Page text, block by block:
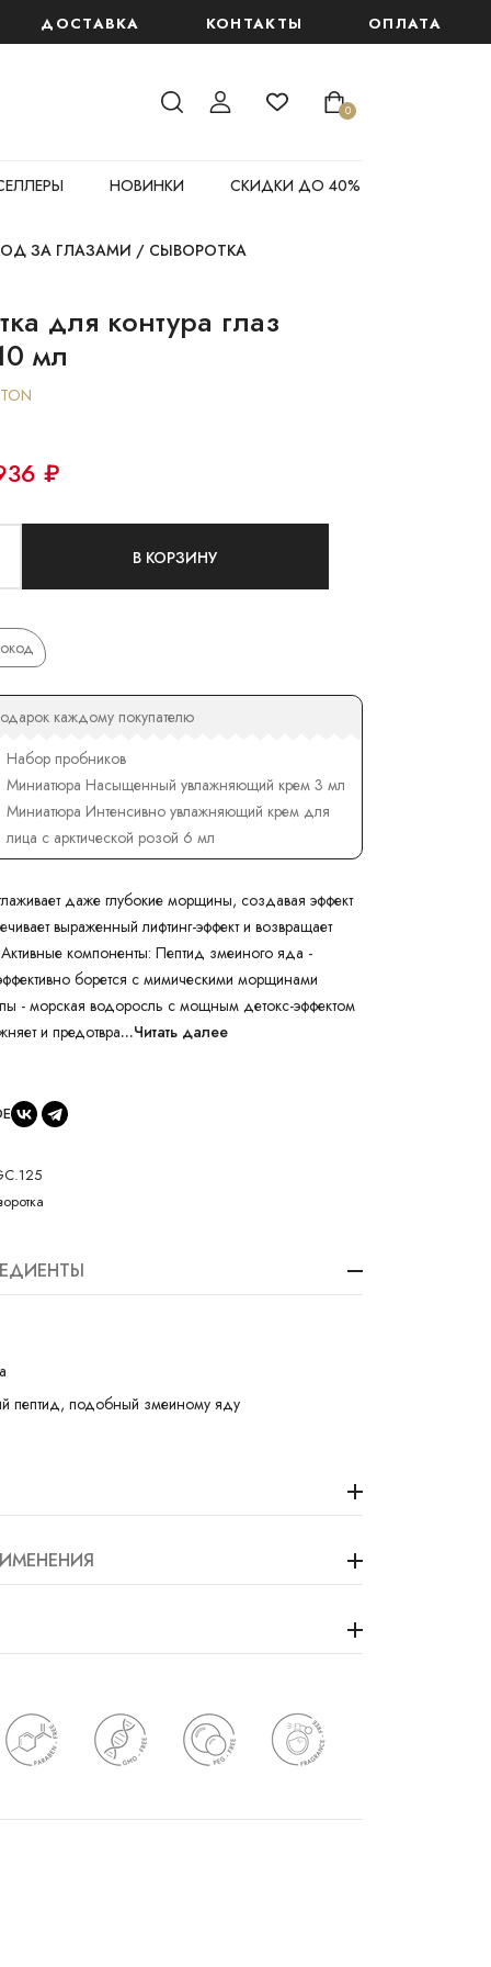
"Глобальный антивозрастной эффект" 6 мл
ДОСТАВКА КОНТАКТЫ ОПЛАТА
0
НОВИНКИ СКИДКИ ДО 40%
ЗА ГЛАЗАМИ / СЫВОРОТКА
для контура глаз
мл
₽
В КОРЗИНУ
каждому покупателю
Набор пробников
Миниатюра Насыщенный увлажняющий крем 3 мл
Миниатюра Интенсивно увлажняющий крем для
лица с арктической розой 6 мл
даже глубокие морщины, создавая эффект
выраженный лифтинг-эффект и возвращает
Активные компоненты: Пептид змеиного яда -
борется с мимическими морщинами
- морская водоросль с мощным детокс-эффектом
и предотвра...Читать далее
пептид, подобный змеиному яду